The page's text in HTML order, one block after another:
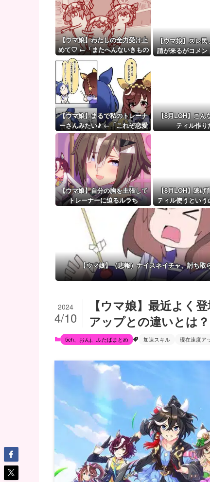
【NBA】ニック・ナースもレブロン・ジェーム
ウクライナ軍参謀本部「今年のロシア軍死傷者
【画像】8月だから夏に撮った写真あげていく
無神経な人あるある
【ウマ娘】（審議）無凸ブーケと完凸シャカー
【ウマ娘】覚醒Lv6、7の解放が今後2か月置きに
【ウマ娘】わたしの全力受け止
めて♡ ←「またへんないきもの
がふえてる…」
【ウマ娘】スレ民
請が来るがコメン
【ウマ娘】まるで私のトレーナ
ーさんみたい♪ ←「これぞ恋愛
強者スペ一族…」
【8月LOH】こん
ティル作り
【ウマ娘】自分の胸を主張して
トレーナーに迫るルラち
【8月LOH】逃げ
ティル使うという
な
【ウマ娘】（悲報）ナイスネイチャ、討ち取
【ウマ娘】最近よく
アップとの違いとは？
2024
4/10
5ch、おんj、ふたばまとめ 加速スキル 現在速度ア